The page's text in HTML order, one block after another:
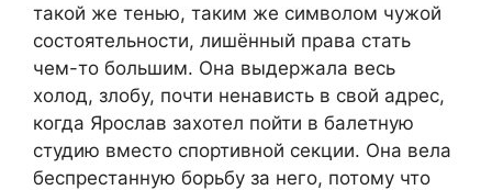
такой же тенью, таким же символом чужой
состоятельности, лишённый права стать
чем-то большим. Она выдержала весь
холод, злобу, почти ненависть в свой адрес,
когда Ярослав захотел пойти в балетную
студию вместо спортивной секции. Она вела
беспрестанную борьбу за него, потому что